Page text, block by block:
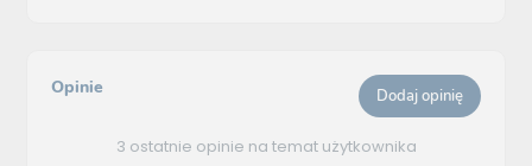
Opinie Dodaj opinię
3 ostatnie opinie na temat użytkownika